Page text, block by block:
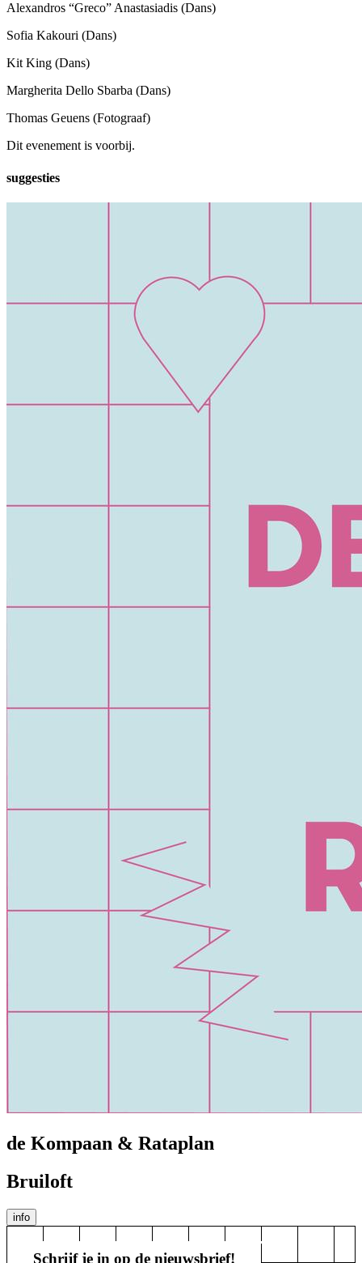
Alexandros “Greco” Anastasiadis (Dans)
Sofia Kakouri (Dans)
Kit King (Dans)
Margherita Dello Sbarba (Dans)
Thomas Geuens (Fotograaf)
Dit evenement is voorbij.
suggesties
de Kompaan & Rataplan
Bruiloft
info
Schrijf je in op de nieuwsbrief!